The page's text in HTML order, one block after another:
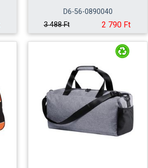
D6-56-0890040
3 488 Ft
2 790 Ft